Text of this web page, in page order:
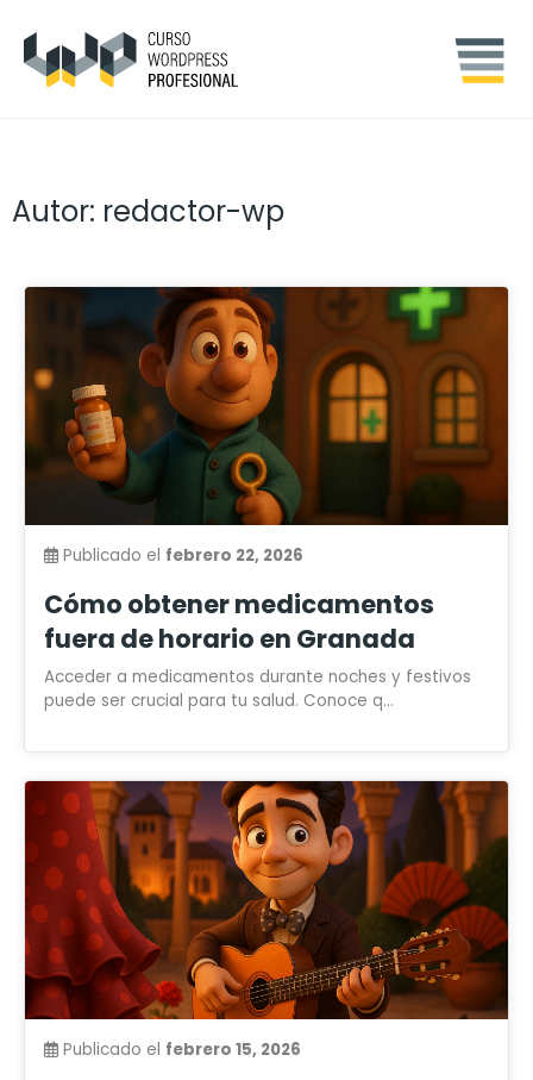
Autor: redactor-wp
Publicado el febrero 22, 2026
Cómo obtener medicamentos
fuera de horario en Granada
Acceder a medicamentos durante noches y festivos
puede ser crucial para tu salud. Conoce q...
Publicado el febrero 15, 2026